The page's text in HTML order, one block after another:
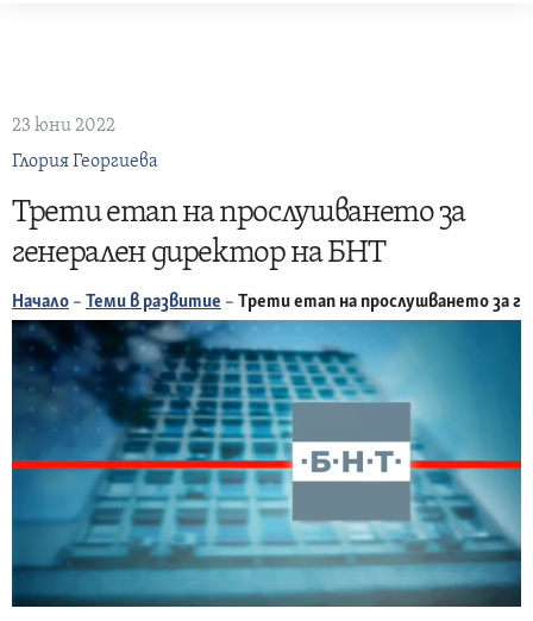
23 юни 2022
Глория Георгиева
Трети етап на прослушването за
генерален директор на БНТ
Начало – Теми в развитие – Трети етап на прослушването за